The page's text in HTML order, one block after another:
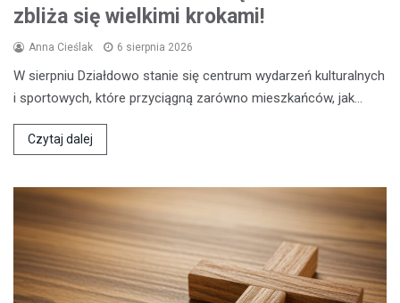
zbliża się wielkimi krokami!
Anna Cieślak 6 sierpnia 2026
W sierpniu Działdowo stanie się centrum wydarzeń kulturalnych
i sportowych, które przyciągną zarówno mieszkańców, jak…
Czytaj dalej